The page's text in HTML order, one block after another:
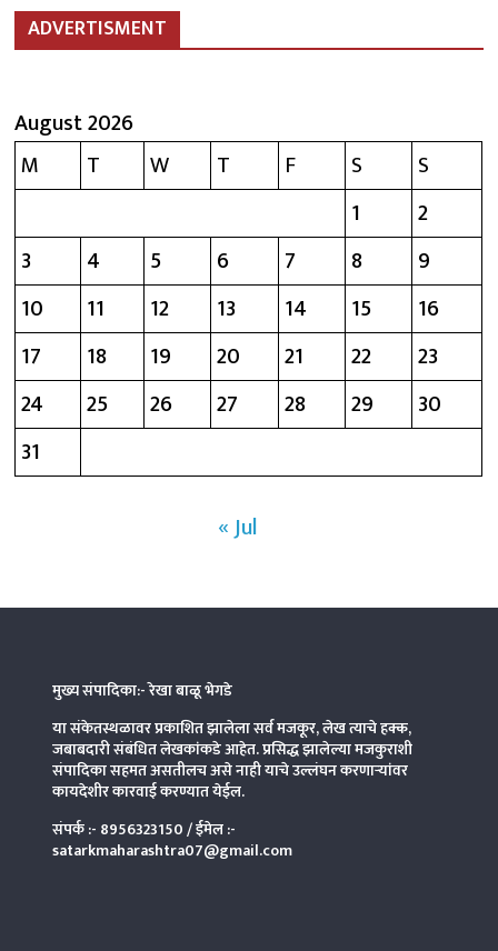
ADVERTISMENT
August 2026
M
T W T F S
S
1
2
3
4 5 6 7 8
9
10
11 12 13 14 15
16
17
18 19 20 21 22
23
24
25 26 27 28 29
30
31
« Jul
मुख्य संपादिका:- रेखा बाळू भेगडे
या संकेतस्थळावर प्रकाशित झालेला सर्व मजकूर, लेख त्याचे हक्क,
जबाबदारी संबंधित लेखकांकडे आहेत. प्रसिद्ध झालेल्या मजकुराशी
संपादिकासहमत असतीलच असे नाही याचे उल्लंघन करणाऱ्यांवर
कायदेशीर कारवाई करण्यात येईल.
संपर्क :- 8956323150/ ईमेल :-
satarkmaharashtra07@gmail.com